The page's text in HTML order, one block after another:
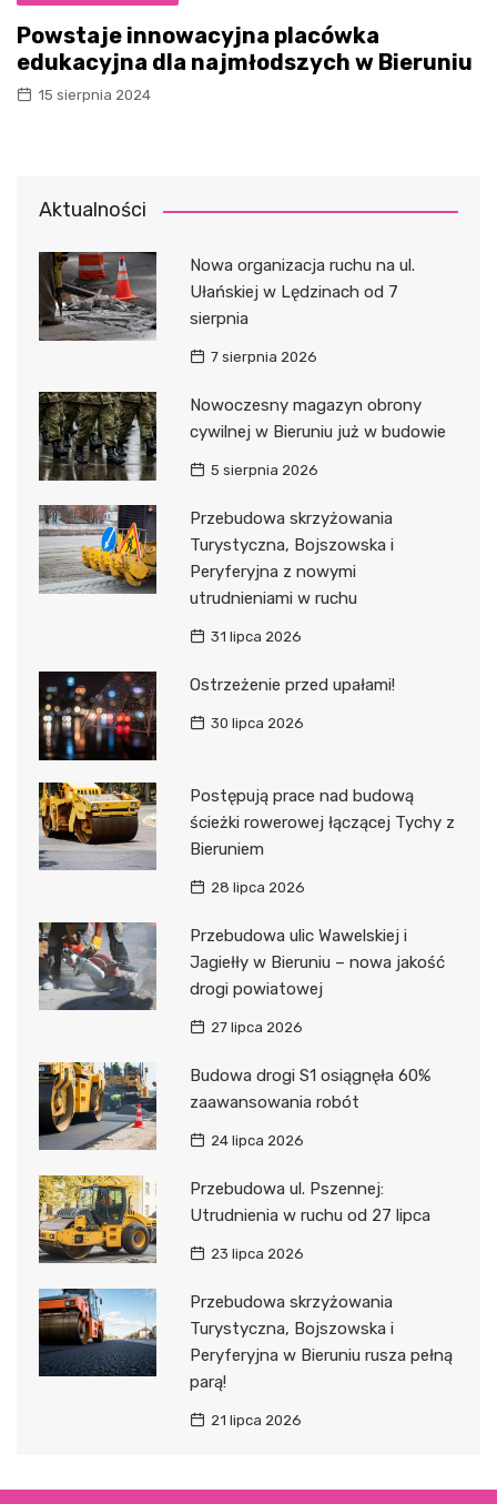
Powstaje innowacyjna placówka
edukacyjna dla najmłodszych w Bieruniu
15 sierpnia 2024
Aktualności
Nowa organizacja ruchu na ul.
Ułańskiej w Lędzinach od 7
sierpnia
7 sierpnia 2026
Nowoczesny magazyn obrony
cywilnej w Bieruniu już w budowie
5 sierpnia 2026
Przebudowa skrzyżowania
Turystyczna, Bojszowska i
Peryferyjna z nowymi
utrudnieniami w ruchu
31 lipca 2026
Ostrzeżenie przed upałami!
30 lipca 2026
Postępują prace nad budową
ścieżki rowerowej łączącej Tychy z
Bieruniem
28 lipca 2026
Przebudowa ulic Wawelskiej i
Jagiełły w Bieruniu – nowa jakość
drogi powiatowej
27 lipca 2026
Budowa drogi S1 osiągnęła 60%
zaawansowania robót
24 lipca 2026
Przebudowa ul. Pszennej:
Utrudnienia w ruchu od 27 lipca
23 lipca 2026
Przebudowa skrzyżowania
Turystyczna, Bojszowska i
Peryferyjna w Bieruniu rusza pełną
parą!
21 lipca 2026